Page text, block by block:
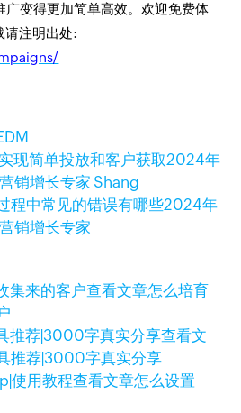
广变得更加简单高效。欢迎免费体
请注明出处:
现简单投放和客户获取2024年
销增长专家 Shang
程中常见的错误有哪些2024年
销增长专家
查看文章怎么培育
查看文
推荐|3000字真实分享
查看文章怎么设置